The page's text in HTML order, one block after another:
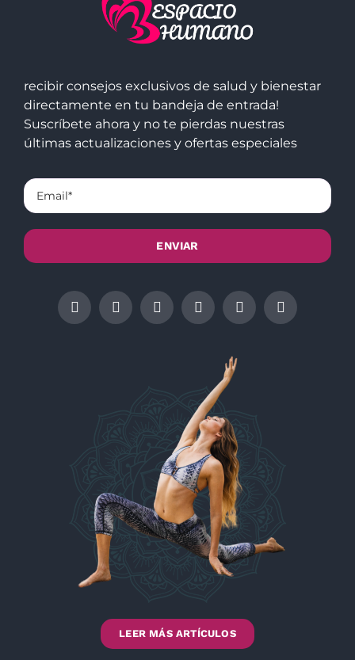
recibir consejos exclusivos de salud y bienestar
directamente en tu bandeja de entrada!
Suscríbete ahora y no te pierdas nuestras
últimas actualizaciones y ofertas especiales
LEER MÁS ARTÍCULOS